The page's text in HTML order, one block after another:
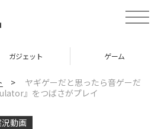
t
o
v
ガジェット ゲーム
>
ヤギゲーだと思ったら音ゲーだ
』をつばさがプレイ
動画